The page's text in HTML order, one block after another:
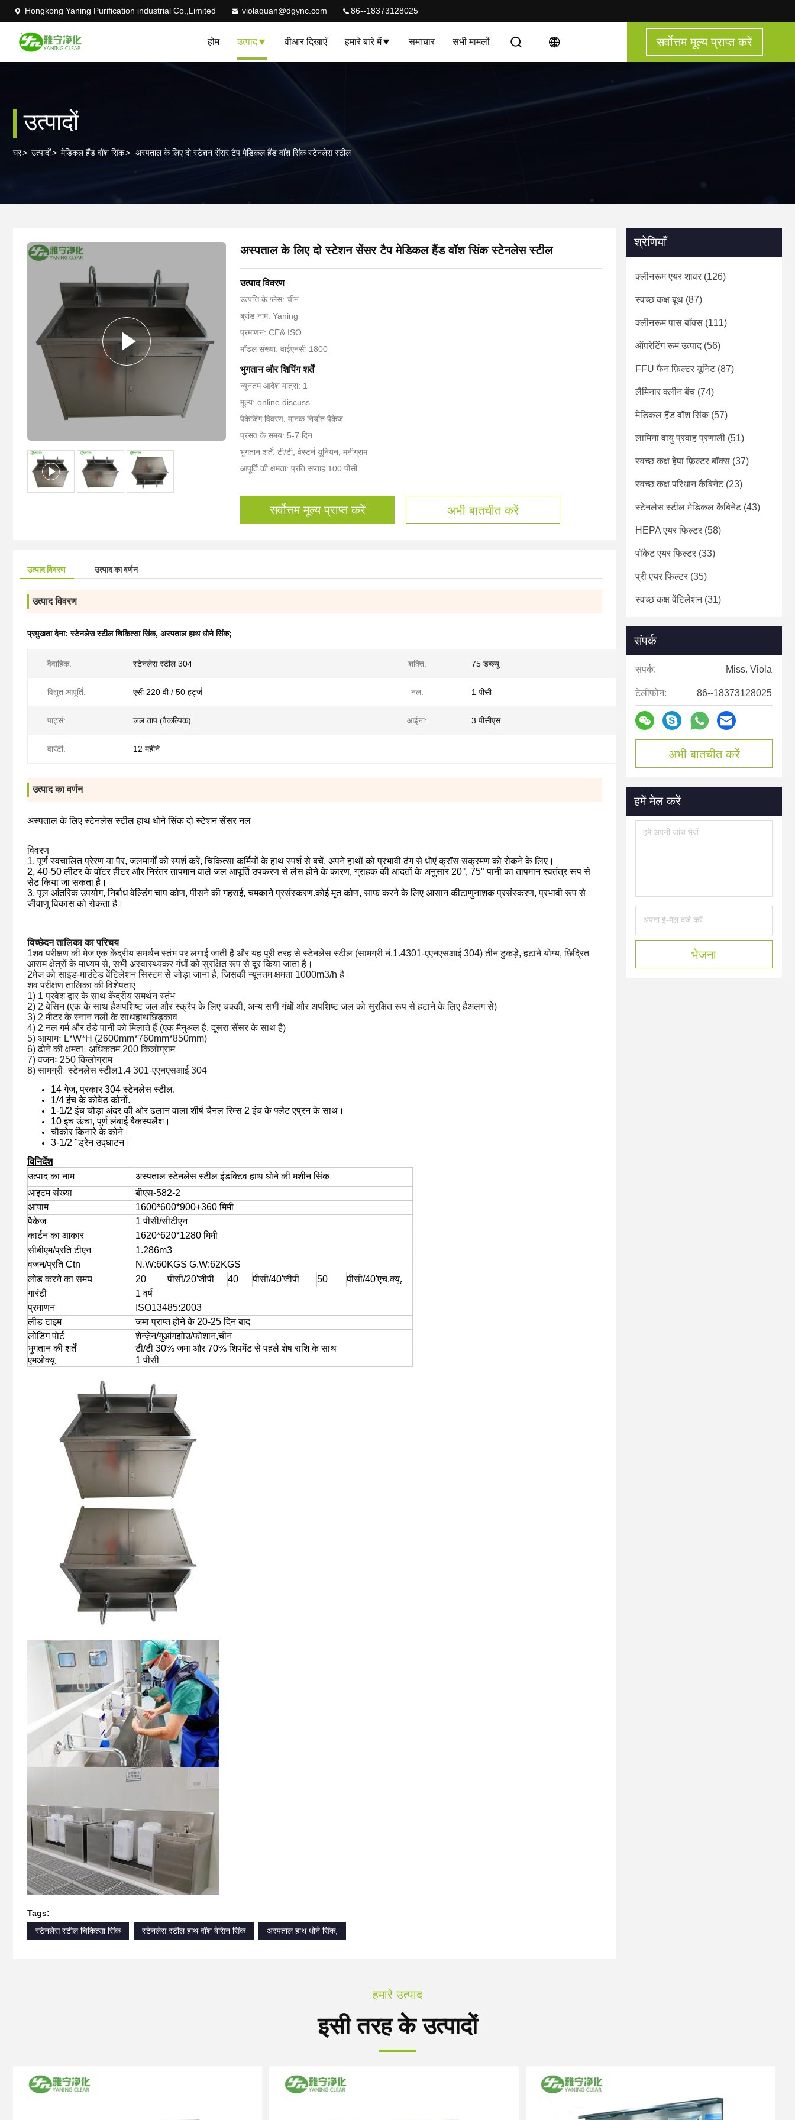
Hongkong Yaning Purification industrial Co.,Limited violaquan@dgync.com 86--18373128025
होम उत्पाद वीआर दिखाएँ हमारे बारे में समाचार सभी मामलों सर्वोत्तम मूल्य प्राप्त करें
उत्पादों
घर> उत्पादों> मेडिकल हैंड वॉश सिंक> अस्पताल के लिए दो स्टेशन सेंसर टैप मेडिकल हैंड वॉश सिंक स्टेनलेस स्टील
अस्पताल के लिए दो स्टेशन सेंसर टैप मेडिकल हैंड वॉश सिंक स्टेनलेस स्टील
उत्पाद विवरण
उत्पत्ति के प्लेस: चीन
ब्रांड नाम: Yaning
प्रमाणन: CE& ISO
मॉडल संख्या: वाईएनसी-1800
भुगतान और शिपिंग शर्तें
न्यूनतम आदेश मात्रा: 1
मूल्य: online discuss
पैकेजिंग विवरण: मानक निर्यात पैकेज
प्रसव के समय: 5-7 दिन
भुगतान शर्तें: टी/टी, वेस्टर्न यूनियन, मनीग्राम
आपूर्ति की क्षमता: प्रति सप्ताह 100 पीसी
सर्वोत्तम मूल्य प्राप्त करें अभी बातचीत करें
उत्पाद विवरण उत्पाद का वर्णन
उत्पाद विवरण
प्रमुखता देना:स्टेनलेस स्टील चिकित्सा सिंक, अस्पताल हाथ धोने सिंक;
वैवाहिक: स्टेनलेस स्टील 304 शक्ति: 75 डब्ल्यू
विद्युत आपूर्ति: एसी 220 वी / 50 हर्ट्ज नल: 1 पीसी
पार्ट्स: जल ताप (वैकल्पिक) आईना: 3 पीसीएस
वारंटी: 12 महीने
उत्पाद का वर्णन
अस्पताल के लिए स्टेनलेस स्टील हाथ धोने सिंक दो स्टेशन सेंसर नल
विवरण
1, पूर्ण स्वचालित प्रेरण या पैर, जलमार्गों को स्पर्श करें, चिकित्सा कर्मियों के हाथ स्पर्श से बचें, अपने हाथों को प्रभावी ढंग से धोएं क्रॉस संक्रमण को रोकने के लिए।
2, 40-50 लीटर के वॉटर हीटर और निरंतर तापमान वाले जल आपूर्ति उपकरण से लैस होने के कारण, ग्राहक की आदतों के अनुसार 20°, 75° पानी का तापमान स्वतंत्र रूप से
सेट किया जा सकता है।
3, पूल आंतरिक उपयोग, निर्बाध वेल्डिंग चाप कोण, पीसने की गहराई, चमकाने प्रसंस्करण.कोई मृत कोण, साफ करने के लिए आसान कीटाणुनाशक प्रसंस्करण, प्रभावी रूप से
जीवाणु विकास को रोकता है।
विच्छेदन तालिका का परिचय
1शव परीक्षण की मेज एक केंद्रीय समर्थन स्तंभ पर लगाई जाती है और यह पूरी तरह से स्टेनलेस स्टील (सामग्री नं.1.4301-एएनएसआई 304) तीन टुकड़े, हटाने योग्य, छिद्रित
आराम क्षेत्रों के माध्यम से, सभी अस्वास्थ्यकर गंधों को सुरक्षित रूप से दूर किया जाता है।
2मेज को साइड-माउंटेड वेंटिलेशन सिस्टम से जोड़ा जाना है, जिसकी न्यूनतम क्षमता 1000m3/h है।
शव परीक्षण तालिका की विशेषताएं
1) 1 प्रवेश द्वार के साथ केंद्रीय समर्थन स्तंभ
2) 2 बेसिन (एक के साथ हैअपशिष्ट जल और स्क्रैप के लिए चक्की, अन्य सभी गंधों और अपशिष्ट जल को सुरक्षित रूप से हटाने के लिए हैअलग से)
3) 2 मीटर के स्नान नली के साथहाथछिड़काव
4) 2 नल गर्म और ठंडे पानी को मिलाते हैं (एक मैनुअल है, दूसरा सेंसर के साथ है)
5) आयामः L*W*H (2600mm*760mm*850mm)
6) ढोने की क्षमताः अधिकतम 200 किलोग्राम
7) वजनः 250 किलोग्राम
8) सामग्रीः स्टेनलेस स्टील1.4 301-एएनएसआई 304
14 गेज, प्रकार 304 स्टेनलेस स्टील.
1/4 इंच के कोवेड कोनों.
1-1/2 इंच चौड़ा अंदर की ओर ढलान वाला शीर्ष चैनल रिम्स 2 इंच के फ्लैट एप्रन के साथ।
10 इंच ऊंचा, पूर्ण लंबाई बैकस्पलैश।
चौकोर किनारे के कोने।
3-1/2 "ड्रेन उद्घाटन।
विनिर्देश
उत्पाद का नाम
अस्पताल स्टेनलेस स्टील इंडक्टिव हाथ धोने की मशीन सिंक
आइटम संख्या
बीएस-582-2
आयाम
1600*600*900+360 मिमी
पैकेज
1 पीसी/सीटीएन
कार्टन का आकार
1620*620*1280 मिमी
सीबीएम/प्रति टीएन
1.286m3
वजन/प्रति Ctn
N.W:60KGS G.W:62KGS
लोड करने का समय
20 पीसी/20'जीपी 40 पीसी/40'जीपी 50
पीसी/40'एच.क्यू.
गारंटी
1 वर्ष
प्रमाणन
ISO13485:2003
लीड टाइम
जमा प्राप्त होने के 20-25 दिन बाद
लोडिंग पोर्ट
शेन्ज़ेन/गुआंगझोउ/फोशान,चीन
भुगतान की शर्तें
टी/टी 30% जमा और 70% शिपमेंट से पहले शेष राशि के साथ
एमओक्यू
1 पीसी
Tags:
स्टेनलेस स्टील चिकित्सा सिंक
स्टेनलेस स्टील हाथ वॉश बेसिन सिंक अस्पताल हाथ धोने सिंक;
श्रेणियाँ
क्लीनरूम एयर शावर (126)
स्वच्छ कक्ष बूथ (87)
क्लीनरूम पास बॉक्स (111)
ऑपरेटिंग रूम उत्पाद(56)
FFU फैन फ़िल्टर यूनिट(87)
लैमिनार क्लीन बेंच (74)
मेडिकल हैंड वॉश सिंक (57)
लामिना वायु प्रवाह प्रणाली (51)
स्वच्छ कक्ष हेपा फ़िल्टर बॉक्स (37)
स्वच्छ कक्ष परिधान कैबिनेट(23)
स्टेनलेस स्टील मेडिकल कैबिनेट(43)
HEPA एयर फिल्टर (58)
पॉकेट एयर फिल्टर (33)
प्री एयर फिल्टर (35)
स्वच्छ कक्ष वेंटिलेशन(31)
संपर्क
संपर्क: Miss. Viola
टेलीफोन: 86--18373128025
अभी बातचीत करें
हमें मेल करें
भेजना
हमारे उत्पाद
इसी तरह के उत्पादों